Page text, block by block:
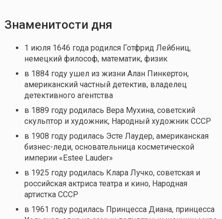
Знаменитости дня
1 июля 1646 года родился Готфрид Лейбниц,
немецкий философ, математик, физик
в 1884 году ушел из жизни Алан Пинкертон,
американский частный детектив, владелец
детективного агентства
в 1889 году родилась Вера Мухина, советский
скульптор и художник, Народный художник СССР
в 1908 году родилась Эсте Лаудер, американская
бизнес-леди, основательница косметической
империи «Estee Lauder»
в 1925 году родилась Клара Лучко, советская и
российская актриса театра и кино, Народная
артистка СССР
в 1961 году родилась Принцесса Диана, принцесса